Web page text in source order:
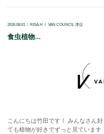
2026.08.01 RISA.H VAN COUNCIL 津店
食虫植物...
こんにちは竹田です！ みんなさん
ても植物が好きでずっと見ていま